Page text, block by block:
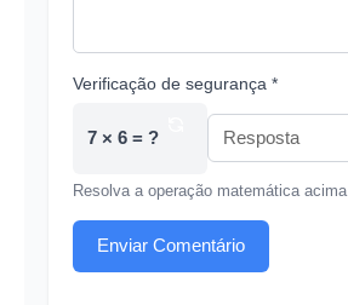
Verificação de segurança *
7 × 6 = ?
Resolva a operação matemática acima
Enviar Comentário